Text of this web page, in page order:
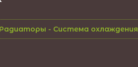
Радиаторы - Система охлаждения